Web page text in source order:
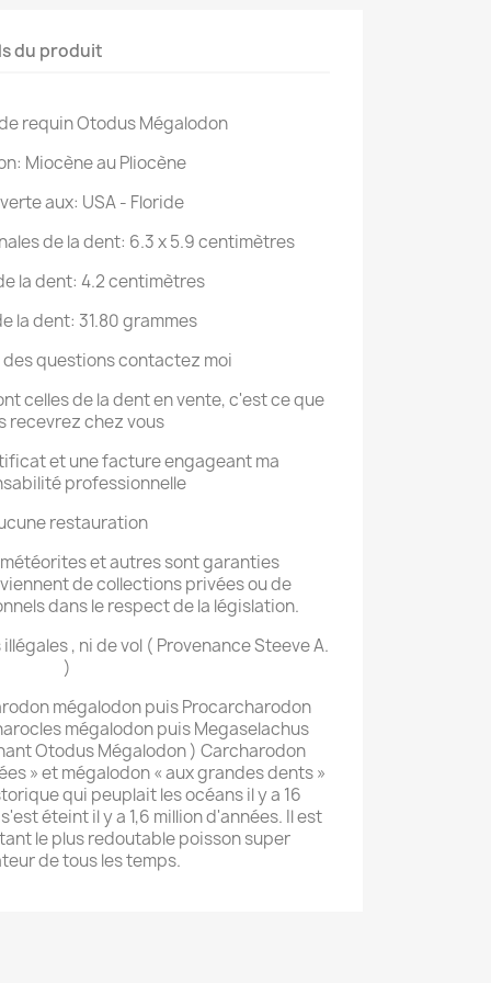
du produit
requin Otodus Mégalodon
Miocène au Pliocène
aux: USA - Floride
de la dent: 6.3 x 5.9 centimètres
la dent: 4.2 centimètres
la dent: 31.80 grammes
des questions contactez moi
celles de la dent en vente, c'est ce que
recevrez chez vous
et une facture engageant ma
professionnelle
restauration
et autres sont garanties
de collections privées ou de
dans le respect de la législation.
, ni de vol ( Provenance Steeve A.
)
mégalodon puis Procarcharodon
mégalodon puis Megaselachus
Otodus Mégalodon ) Carcharodon
» et mégalodon « aux grandes dents »
qui peuplait les océans il y a 16
éteint il y a 1,6 million d'années. Il est
le plus redoutable poisson super
de tous les temps.